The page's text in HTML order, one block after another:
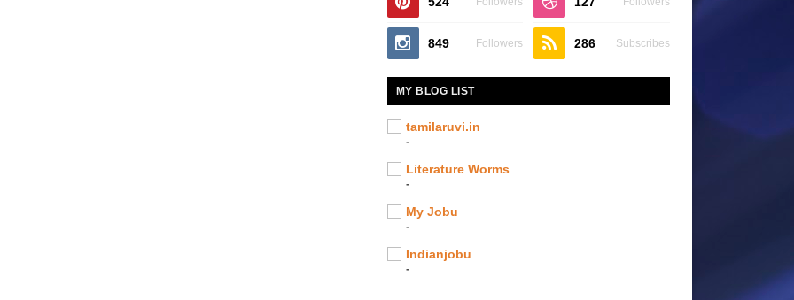
849 Followers 286 Subscribes
MY BLOG LIST
tamilaruvi.in
-
Literature Worms
-
My Jobu
-
Indianjobu
-